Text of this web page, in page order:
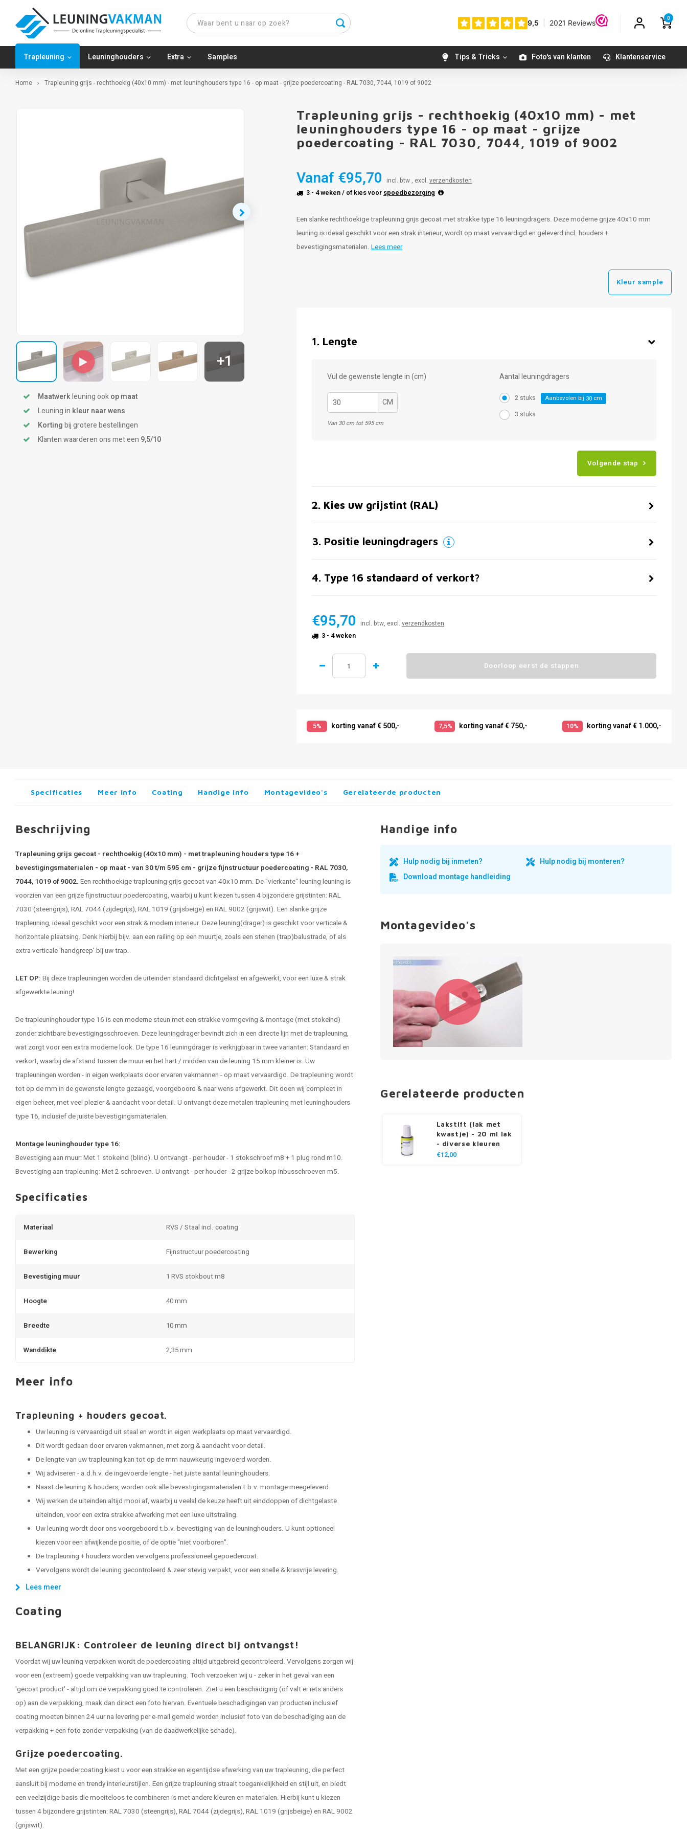
0
Trapleuning Leuninghouders Extra Samples Tips & Tricks Foto's van klanten Klantenservice
Home Trapleuning grijs - rechthoekig (40x10 mm) - met leuninghouders type 16 - op maat - grijze poedercoating - RAL 7030, 7044, 1019 of 9002
+1
Maatwerkleuning ookop maat
Leuning in kleur naar wens
Kortingbij grotere bestellingen
Klanten waarderen ons met een 9,5/10
Trapleuning grijs - rechthoekig (40x10 mm) - met
leuninghouders type 16 - op maat - grijze
poedercoating - RAL 7030, 7044, 1019 of 9002
Vanaf €95,70 incl. btw , excl. verzendkosten
3 - 4 weken/ of kies voor spoedbezorging
Een slanke rechthoekige trapleuning grijs gecoat met strakke type 16 leuningdragers. Deze moderne grijze 40x10 mm
leuning is ideaal geschikt voor een strak interieur, wordt op maat vervaardigd en geleverd incl. houders +
bevestigingsmaterialen. Lees meer
Kleur sample
1. Lengte
Vul de gewenste lengte in (cm)
CM
Van 30 cm tot 595 cm
Aantal leuningdragers
2 stuks Aanbevolen bij 30 cm
3 stuks
Volgende stap
2. Kies uw grijstint (RAL)
3. Positie leuningdragers
4. Type 16 standaard of verkort?
€95,70 incl. btw, excl. verzendkosten
3 - 4 weken
Doorloop eerst de stappen
5% korting vanaf € 500,- 7,5% korting vanaf € 750,- 10% korting vanaf € 1.000,-
Specificaties Meer info Coating Handige info Montagevideo's Gerelateerde producten
Beschrijving
Trapleuning grijs gecoat - rechthoekig (40x10 mm) - met trapleuning houders type 16 +
bevestigingsmaterialen - op maat - van 30 t/m 595 cm - grijze fijnstructuur poedercoating - RAL 7030,
7044, 1019 of 9002. Een rechthoekige trapleuning grijs gecoat van 40x10 mm. De "vierkante" leuning leuning is
voorzien van een grijze fijnstructuur poedercoating, waarbij u kunt kiezen tussen 4 bijzondere grijstinten: RAL
7030 (steengrijs), RAL 7044 (zijdegrijs), RAL 1019 (grijsbeige) en RAL 9002 (grijswit). Een slankegrijze
trapleuning, ideaal geschikt voor een strak & modern interieur. Deze leuning(drager) is geschikt voor verticale &
horizontale plaatsing. Denk hierbij bijv. aan een railing op een muurtje, zoals een stenen (trap)balustrade, of als
extra verticale 'handgreep' bij uw trap.
LET OP: Bij deze trapleuningen worden de uiteinden standaard dichtgelast en afgewerkt, voor een luxe & strak
afgewerkte leuning!
De trapleuninghouder type 16 is een moderne steun met een strakke vormgeving & montage (met stokeind)
zonder zichtbare bevestigingsschroeven. Deze leuningdrager bevindt zich in een directe lijn met detrapleuning,
wat zorgt voor een extra moderne look. De type 16 leuningdrager is verkrijgbaar in twee varianten: Standaard en
verkort, waarbij de afstand tussen de muur en het hart / midden van de leuning 15 mm kleiner is. Uw
trapleuningen worden - in eigen werkplaats door ervaren vakmannen - op maat vervaardigd. De trapleuning wordt
tot op de mm in de gewenste lengte gezaagd, voorgeboord & naar wens afgewerkt. Dit doen wij compleet in
eigen beheer, met veel plezier & aandacht voor detail. U ontvangt deze metalen trapleuning met leuninghouders
type 16, inclusief de juiste bevestigingsmaterialen.
Montage leuninghouder type 16:
Bevestiging aan muur: Met 1 stokeind (blind). U ontvangt - per houder - 1 stokschroef m8 + 1 plug rond m10.
Bevestiging aan trapleuning: Met 2 schroeven. U ontvangt - per houder - 2 grijze bolkop inbusschroeven m5.
Specificaties
Materiaal RVS / Staal incl. coating
Bewerking Fijnstructuur poedercoating
Bevestiging muur 1 RVS stokbout m8
Hoogte 40 mm
Breedte 10 mm
Wanddikte 2,35 mm
Meer info
Trapleuning + houders gecoat.
Uw leuning is vervaardigd uit staal en wordt in eigen werkplaats op maat vervaardigd.
Dit wordt gedaan door ervaren vakmannen, met zorg & aandacht voor detail.
De lengte van uw trapleuning kan tot op de mm nauwkeurig ingevoerd worden.
Wij adviseren - a.d.h.v. de ingevoerde lengte - het juiste aantal leuninghouders.
Naast de leuning & houders, worden ook alle bevestigingsmaterialen t.b.v. montage meegeleverd.
Wij werken de uiteinden altijd mooi af, waarbij u veelal de keuze heeft uit einddoppen of dichtgelaste
uiteinden, voor een extra strakke afwerking met een luxe uitstraling.
Uw leuning wordt door ons voorgeboord t.b.v. bevestiging van de leuninghouders. U kunt optioneel
kiezen voor een afwijkende positie, of de optie "niet voorboren".
De trapleuning + houders worden vervolgens professioneel gepoedercoat.
Vervolgens wordt de leuning gecontroleerd & zeer stevig verpakt, voor een snelle & krasvrije levering.
Lees meer
Coating
BELANGRIJK: Controleer de leuning direct bij ontvangst!
Voordat wij uw leuning verpakken wordt de poedercoating altijd uitgebreid gecontroleerd. Vervolgens zorgen wij
voor een (extreem) goede verpakking van uw trapleuning. Toch verzoeken wij u - zeker in het geval van een
'gecoat product' - altijd om de verpakking goed te controleren. Ziet u een beschadiging (of valt er iets anders
op) aan de verpakking, maak dan direct een foto hiervan. Eventuele beschadigingen van producten inclusief
coating moeten binnen 24 uur na levering per e-mail gemeld worden inclusief foto van de beschadiging aan de
verpakking + een foto zonder verpakking (van de daadwerkelijke schade).
Grijze poedercoating.
Met een grijze poedercoating kiest u voor een strakke en eigentijdse afwerking van uw trapleuning, die perfect
aansluit bij moderne en trendy interieurstijlen. Een grijze trapleuning straalt toegankelijkheid en stijl uit, en biedt
een veelzijdige basis die moeiteloos te combineren is met andere kleuren en materialen. Hierbij kunt u kiezen
tussen 4 bijzondere grijstinten: RAL 7030 (steengrijs), RAL 7044 (zijdegrijs), RAL 1019 (grijsbeige) en RAL 9002
(grijswit).
Handige info
Hulp nodig bij inmeten?
Hulp nodig bij monteren?
Download montage handleiding
Montagevideo's
Gerelateerde producten
Lakstift (lak met
kwastje) - 20 ml lak
- diverse kleuren
€12,00